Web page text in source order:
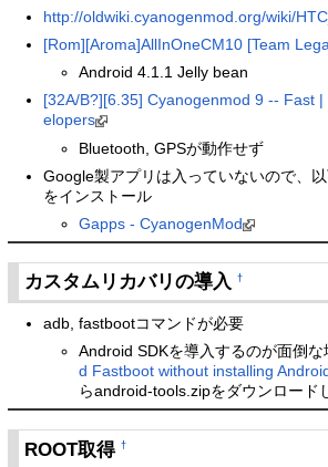
http://oldwiki.cyanogenmod.org/wiki/
[Rom][Aroma]AllInOneCM10 [Team
Android 4.1.1 Jelly bean
[32A/B?][6.35] Cyanogenmod 9 -- Fast
elopers
Bluetooth, GPSが動作せず
Google製アプリは入っていないので、
をインストール
Gapps - CyanogenMod
カスタムリカバリの導入†
adb, fastbootコマンドが必要
Android SDKを導入するのが面倒な
d Fastboot without installing
らandroid-tools.zipをダウンロード
ROOT取得†